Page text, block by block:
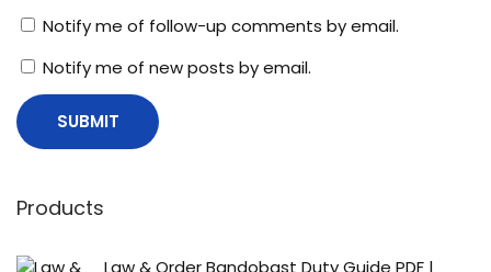
म
स
लू
ट
र
की
Notify me of follow-up comments by email.
Notify me of new posts by email.
Products
Law & Order Bandobast Duty Guide PDF |